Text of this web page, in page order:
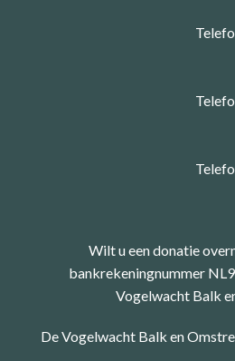
Wilt u een donatie
bankrekeningnummer
Vogelwacht Balk
De Vogelwacht Balk en